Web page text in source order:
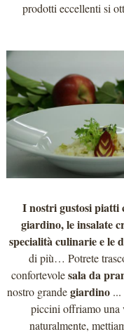
prodotti eccellenti si
I nostri gustosi piatti
giardino, le insalate
specialità culinarie e le
di più… Potrete
confortevolesala da
nostro grandegiardino
piccini offriamo una
naturalmente,